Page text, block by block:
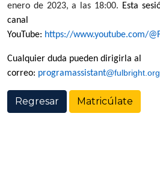
enero de 2023, a las 18:00. Esta
YouTube: https://www.youtube.com/
Cualquier duda pueden dirigirla al
correo: programassistant
Regresar Matricúlate